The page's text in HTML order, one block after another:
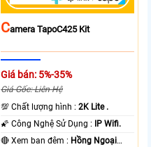
CAmera TapoC425 Kit
Giá bán: 5%-35%
Giá Gốc: Liên Hệ
💯 Chất lượng hình :2K Lite .
🌠 Công Nghệ Sử Dụng :
IP Wifi.
🔴 Xem ban đêm : Hồng Ngoại